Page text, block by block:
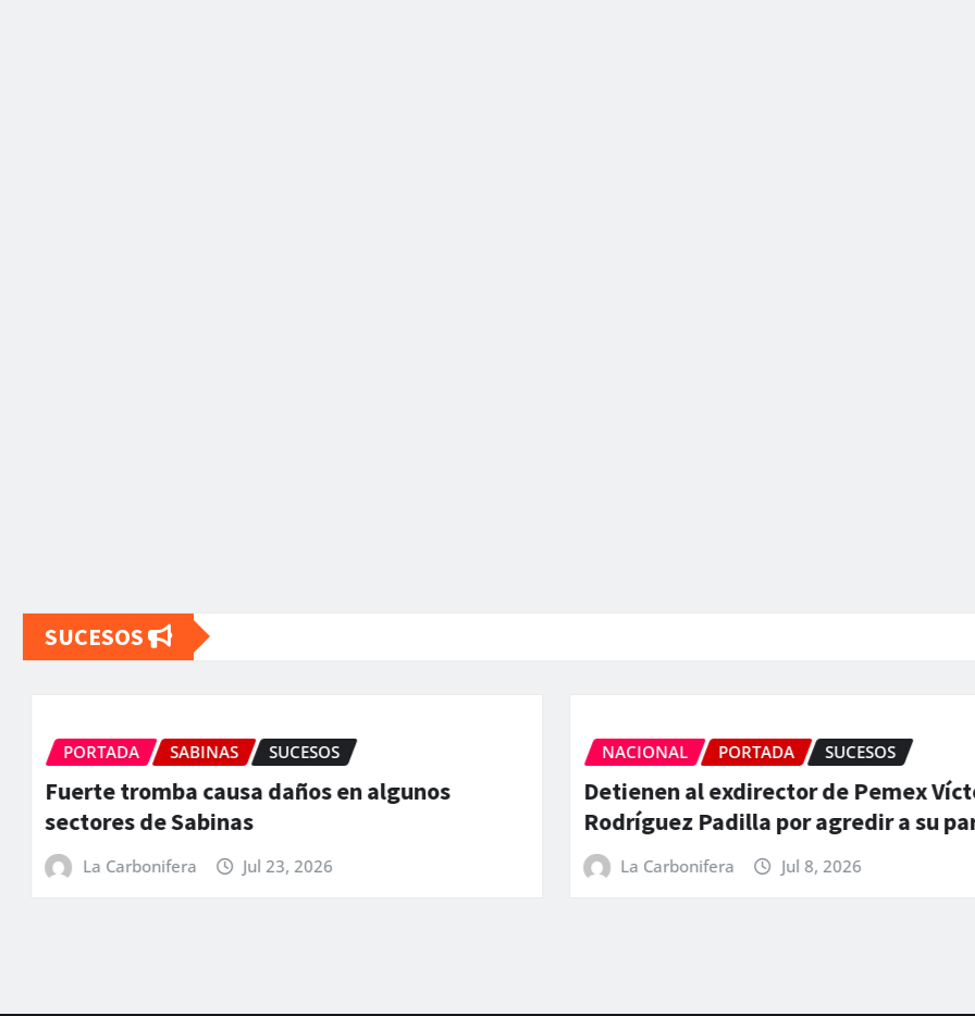
SUCESOS
PORTADA SABINAS SUCESOS
Fuerte tromba causa daños en algunos
sectores de Sabinas
La Carbonifera Jul 23, 2026
NACIONAL PORTADA SUCESOS
Detienen al exdirector de Pemex
Rodríguez Padilla por agredir a su
La Carbonifera Jul 8, 2026